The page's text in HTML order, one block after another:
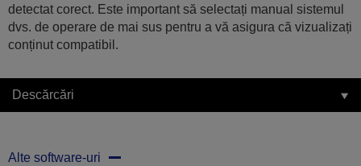
detectat corect. Este important să selectați manual sistemul
dvs. de operare de mai sus pentru a vă asigura că vizualizați
conținut compatibil.
Descărcări
Alte software-uri